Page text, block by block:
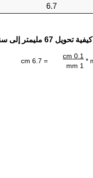
كيفية تحويل 67 مليمتر إلى سنتيمتر?
0.1 cm
= 6.7 cm
1 mm